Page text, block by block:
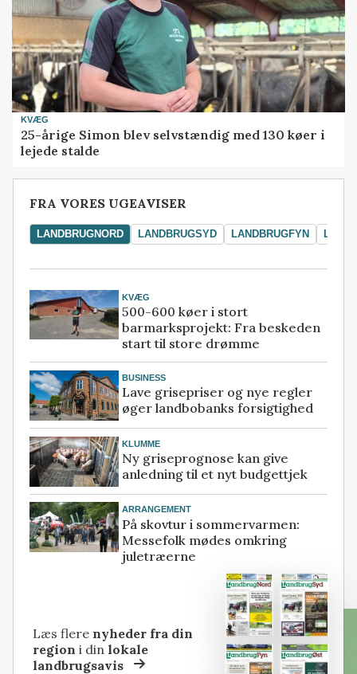
KVÆG
25-årige Simon blev selvstændig med 130 køer i
lejede stalde
FRA VORES UGEAVISER
LANDBRUGNORD LANDBRUGSYD LANDBRUGFYN
KVÆG
500-600 køer i stort
barmarksprojekt: Fra beskeden
start til store drømme
BUSINESS
Lave grisepriser og nye regler
øger landbobanks forsigtighed
KLUMME
Ny griseprognose kan give
anledning til et nyt budgettjek
ARRANGEMENT
På skovtur i sommervarmen:
Messefolk mødes omkring
juletræerne
Læs flere nyheder fra din
region i dinlokale
landbrugsavis